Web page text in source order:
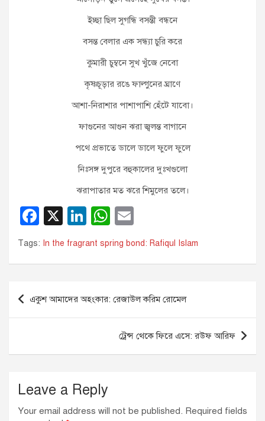
ইচ্ছা ছিল সুগন্ধি বসন্তী বন্ধনে
বসন্ত বেলার এক সন্ধ্যা চুরি করে
কুমারী চুম্বনে সুখ খুঁজে নেবো
কৃষ্ণচূড়ার রঙে ফাল্গুনের ঘ্রাণে
আশা-নিরাশার পাশাপাশি হেঁটে যাবো।
ফাগুনের আগুন ঝরা জ্বলন্ত বাগানে
পথে প্রভাতে ডালে ডালে ফুলে ফুলে
নিঃসঙ্গ দুপুরে বহুকালের দুঃখগুলো
ঝরাপাতার মত ঝরে শিমুলের তলে।
F
a
c
b
o
k
X
Li
n
k
dI
n
W
h
at
A
p
p
m
ail
Tags: In the fragrant spring bond: Rafiqul Islam
Post
navigation
একুশ আমাদের অহংকার: রেজাউল করিম রোমেল
ট্রেন্স থেকে ফিরে এসে: রউফ আরিফ
Leave a Reply
Your email address will not be published. Required fields